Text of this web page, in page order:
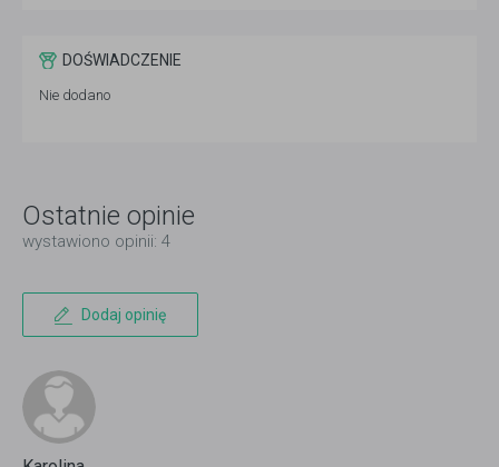
DOŚWIADCZENIE
Nie dodano
Ostatnie opinie
wystawiono opinii: 4
Dodaj opinię